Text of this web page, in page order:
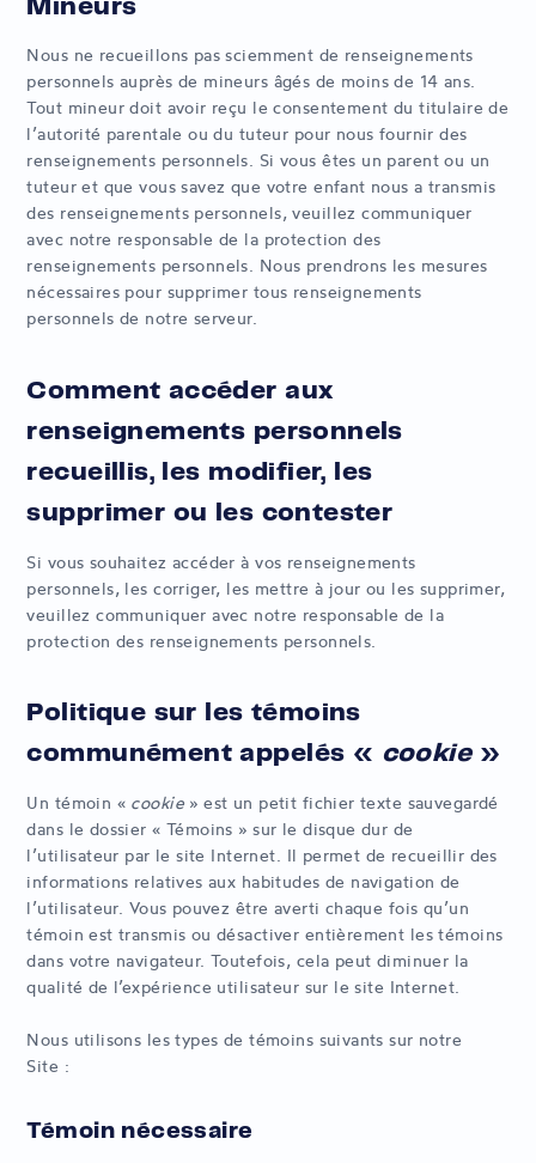
Mineurs
Nous ne recueillons pas sciemment de renseignements
personnels auprès de mineurs âgés de moins de 14 ans.
Tout mineur doit avoir reçu le consentement du titulaire de
l’autorité parentale ou du tuteur pour nous fournir des
renseignements personnels. Si vous êtes un parent ou un
tuteur et que vous savez que votre enfant nous a transmis
des renseignements personnels, veuillez communiquer
avec notre responsable de la protection des
renseignements personnels. Nous prendrons les mesures
nécessaires pour supprimer tous renseignements
personnels de notre serveur.
Comment accéder aux
renseignements personnels
recueillis, les modifier, les
supprimer ou les contester
Si vous souhaitez accéder à vos renseignements
personnels, les corriger, les mettre à jour ou les supprimer,
veuillez communiquer avec notre responsable de la
protection des renseignements personnels.
Politique sur les témoins
communément appelés « cookie »
Un témoin « cookie » est un petit fichier texte sauvegardé
dans le dossier « Témoins » sur le disque dur de
l’utilisateur par le site Internet. Il permet de recueillir des
informations relatives aux habitudes de navigation de
l’utilisateur. Vous pouvez être averti chaque fois qu’un
témoin est transmis ou désactiver entièrement les témoins
dans votre navigateur. Toutefois, cela peut diminuer la
qualité de l’expérience utilisateur sur le site Internet.
Nous utilisons les types de témoins suivants sur notre
Site :
Témoin nécessaire